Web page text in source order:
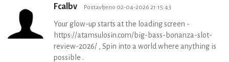
Fcalbv Postavljeno 02-04-2026 21:15:43
Your glow-up starts at the loading screen -
https://atamsulosin.com/big-bass-bonanza-slot-
review-2026/ , Spin into a world where anything is
possible .